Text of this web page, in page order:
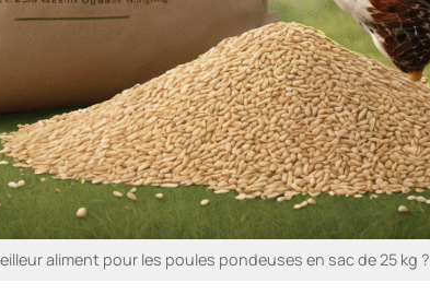
aliment pour les poules pondeuses en sac de 25 kg ?